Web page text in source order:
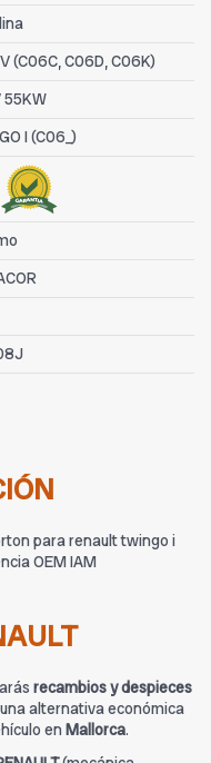
(C06C, C06D, C06K)
55KW
I (C06_)
para renault twingo i
OEM IAM
recambios y despieces
alternativa económica
en Mallorca.